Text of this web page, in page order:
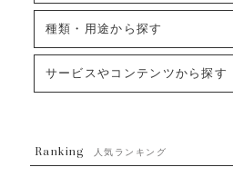
卓上タイプバルーン
ブーケタイプバルーン
ムーンリットバルーン
種類・用途から探す
お誕生日
サービスやコンテンツから探す
発送について
Ranking 人気ランキング